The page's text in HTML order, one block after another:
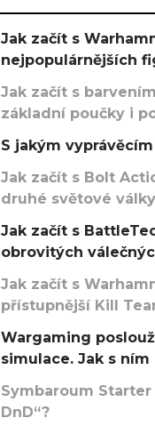
Jak začít s
nejpopulárnějších
Jak začít s
základní poučky i
S jakým
Jak začít s Bolt
druhé světové války
Jak začít s
obrovitých
Jak začít s
přístupnější Kill
Wargaming
simulace. Jak s ním
Symbaroum Starter
DnD“?